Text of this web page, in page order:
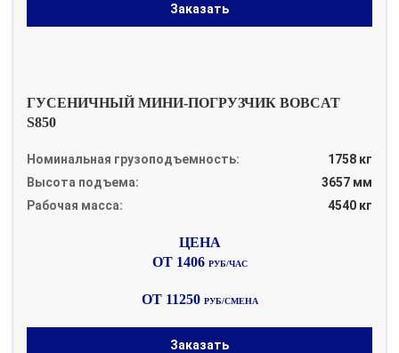
Заказать
ГУСЕНИЧНЫЙ МИНИ-ПОГРУЗЧИК BOBCAT
S850
Номинальная грузоподъемность:
1758 кг
Высота подъема:
3657 мм
Рабочая масса:
4540 кг
ОТ 1406 РУБ/ЧАС
ОТ 11250 РУБ/СМЕНА
Заказать